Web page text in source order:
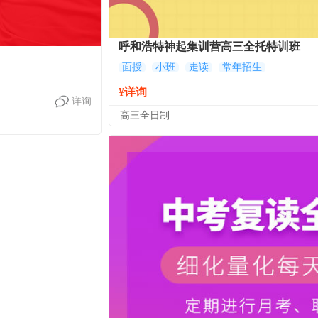
详询
呼和浩特神起集训营高三全托特训班
面授 小班 走读 常年招生
¥详询
高三全日制